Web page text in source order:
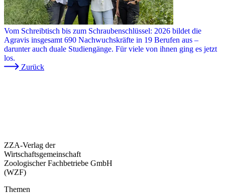
Vom Schreibtisch bis zum Schraubenschlüssel: 2026 bildet die
Agravis insgesamt 690 Nachwuchskräfte in 19 Berufen aus –
darunter auch duale Studiengänge. Für viele von ihnen ging es jetzt
los.
Zurück
ZZA-Verlag der
Wirtschaftsgemeinschaft
Zoologischer Fachbetriebe GmbH
(WZF)
Themen